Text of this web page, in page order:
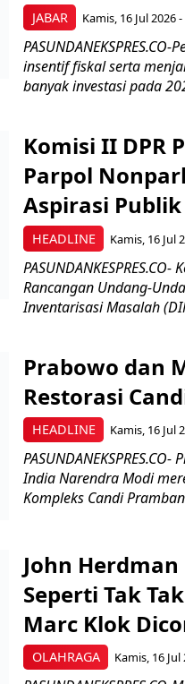
JABAR Kamis, 16 Jul 2026
insentif fiskal serta
banyak investasi pada
HEADLINE
Komisi II DPR
Parpol
Aspirasi Publik
Kamis, 16 Jul
Rancangan Undang-
Inventarisasi Masalah
HEADLINE
Prabowo dan
Restorasi
Kamis, 16 Jul
India Narendra Modi
Kompleks Candi
OLAHRAGA
John
Seperti Tak
Marc Klok
Kamis, 16 Jul